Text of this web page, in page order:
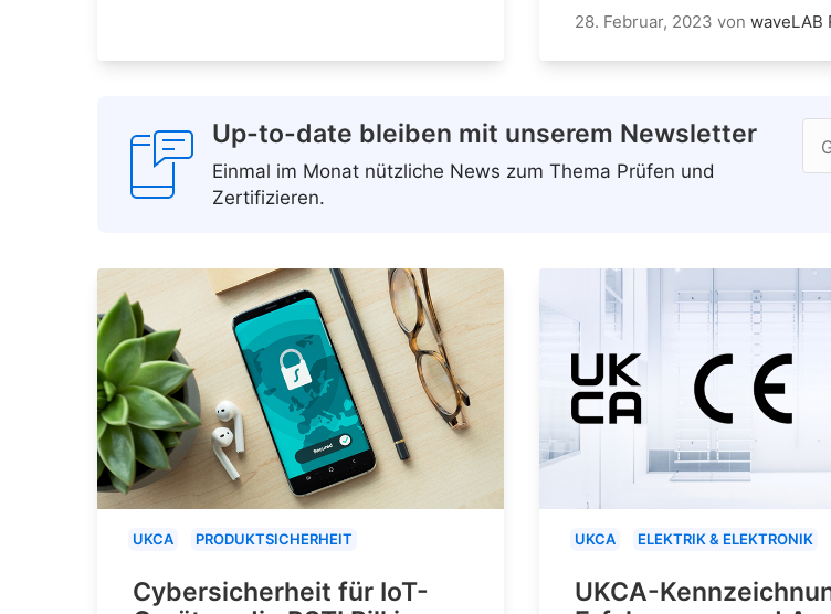
28. Februar, 2023 von waveLAB
Up-to-date bleiben mit unserem Newsletter
Einmal im Monat nützliche News zum Thema Prüfen und
Zertifizieren.
UKCA PRODUKTSICHERHEIT
Cybersicherheit für IoT-
UKCA ELEKTRIK & ELEKTRONIK
UKCA-